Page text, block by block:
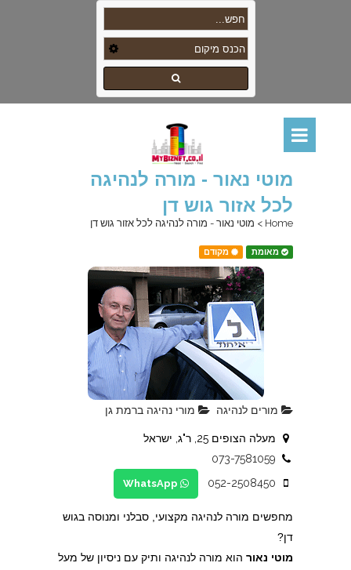
מוטי נאור - מורה לנהיגה
לכל אזור גוש דן
Home
> מוטי נאור - מורה לנהיגה לכל אזור גוש דן
מאומת מקודם
מורים לנהיגה מורי נהיגה ברמת גן
מעלה הצופים 25, ר"ג, ישראל
073-7581059
052-2508450
מחפשים מורה לנהיגה מקצועי, סבלני ומנוסה בגוש
דן?
מוטי נאור הוא מורה לנהיגה ותיק עם ניסיון של מעל